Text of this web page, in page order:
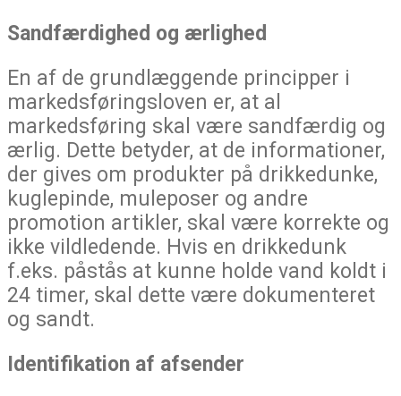
Sandfærdighed og ærlighed
En af de grundlæggende principper i
markedsføringsloven er, at al
markedsføring skal være sandfærdig og
ærlig. Dette betyder, at de informationer,
der gives om produkter på drikkedunke,
kuglepinde, muleposer og andre
promotion artikler, skal være korrekte og
ikke vildledende. Hvis en drikkedunk
f.eks. påstås at kunne holde vand koldt i
24 timer, skal dette være dokumenteret
og sandt.
Identifikation af afsender